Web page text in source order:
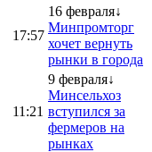
17:57
16 февраля↓
Минпромторг
хочет вернуть
рынки в города
11:21
9 февраля↓
Минсельхоз
вступился за
фермеров на
рынках